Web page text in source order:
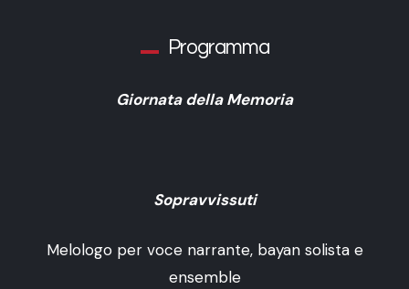
Programma
Giornata della Memoria
Sopravvissuti
Melologo per voce narrante, bayan solista e
ensemble